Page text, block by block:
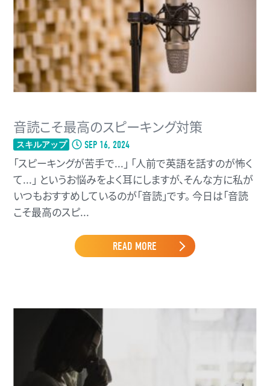
音読こそ最高のスピーキング対策
スキルアップ SEP 16, 2024
「スピーキングが苦手で...」 「人前で英語を話すのが怖く
て...」 というお悩みをよく耳にしますが、そんな方に私が
いつもおすすめしているのが「音読」です。 今日は「音読
こそ最高のスピ...
READ MORE